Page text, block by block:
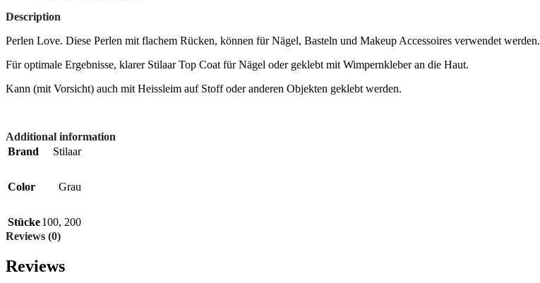
Description
Perlen Love. Diese Perlen mit flachem Rücken, können für Nägel, Basteln und Makeup Accessoires verwendet werden.
Für optimale Ergebnisse, klarer Stilaar Top Coat für Nägel oder geklebt mit Wimpernkleber an die Haut.
Kann (mit Vorsicht) auch mit Heissleim auf Stoff oder anderen Objekten geklebt werden.
Additional information
Brand
Stilaar
Color Grau
Stücke100, 200
Reviews (0)
Reviews